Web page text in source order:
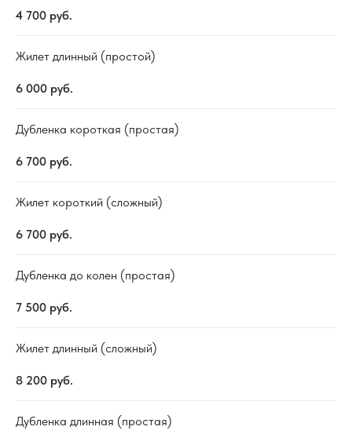
4 700 руб.
Жилет длинный (простой)
6 000 руб.
Дубленка короткая (простая)
6 700 руб.
Жилет короткий (сложный)
6 700 руб.
Дубленка до колен (простая)
7 500 руб.
Жилет длинный (сложный)
8 200 руб.
Дубленка длинная (простая)